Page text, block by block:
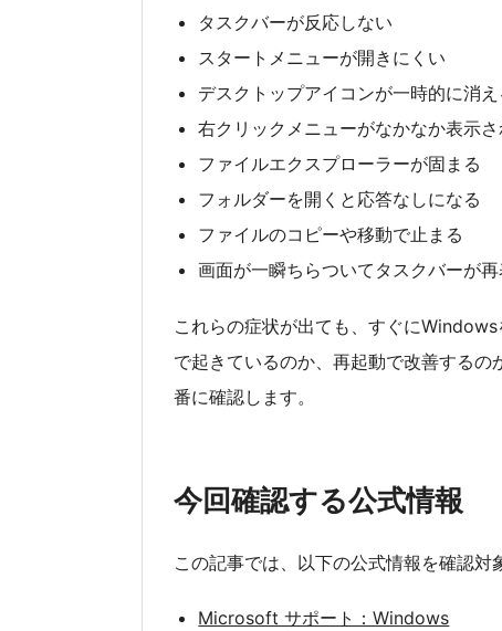
タスクバーが反応しない
スタートメニューが開きにくい
デスクトップアイコンが一時的に消え
右クリックメニューがなかなか表示
ファイルエクスプローラーが固まる
フォルダーを開くと応答なしになる
ファイルのコピーや移動で止まる
画面が一瞬ちらついてタスクバーが
これらの症状が出ても、すぐに
で起きているのか、再起動で改善する
番に確認します。
今回確認する公式情報
この記事では、以下の公式情報を確認対
Microsoft サポート：Windows